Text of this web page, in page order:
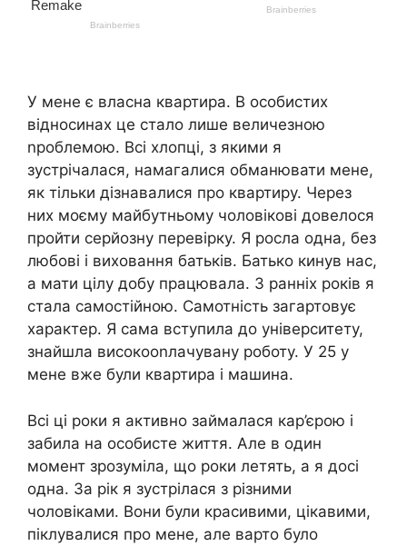
У мене є власна квартира. В особистих
відносинах це стало лише величезною
nроблемою. Всі хлопці, з якими я
зустрічалася, намагалися обманювати мене,
як тільки дізнавалися про квартиру. Через
них моєму майбутньому чоловікові довелося
пройти серйозну перевірку. Я росла одна, без
любові і виховання батьків. Батько кинув нас,
а мати цілу добу працювала. З ранніх років я
стала самостійною. Самотність загартовує
характер. Я сама вступила до університету,
знайшла високооnлачувану роботу. У 25 у
мене вже були квартира і машина.
Всі ці роки я активно займалася кар’єрою і
забила на особисте життя. Але в один
момент зрозуміла, що роки летять, а я досі
одна. За рік я зустрілася з різними
чоловіками. Вони були красивими, цікавими,
піклувалися про мене, але варто було